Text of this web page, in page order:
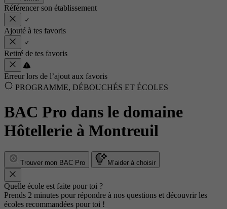
Référencer son établissement
Ajouté à tes favoris
Retiré de tes favoris
Erreur lors de l’ajout aux favoris
PROGRAMME, DÉBOUCHÉS ET ÉCOLES
BAC Pro dans le domaine
Hôtellerie à Montreuil
Trouver mon BAC Pro M’aider à choisir
Quelle école est faite pour toi ?
Prends 2 minutes pour répondre à nos questions et découvrir les
écoles recommandées pour toi !